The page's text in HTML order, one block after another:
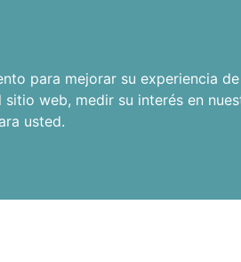
para mejorar su experiencia
sitio web, medir su interés en
usted.